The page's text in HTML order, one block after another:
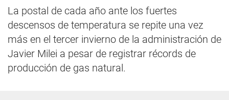
La postal de cada año ante los fuertes
descensos de temperatura se repite una vez
más en el tercer invierno de la administración de
Javier Milei a pesar de registrar récords de
producción de gas natural.